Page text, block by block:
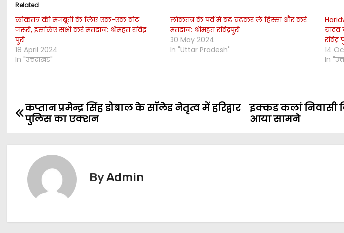
Related
लोकतंत्र की मजबूती के लिए एक-एक वोट
जरूरी, इसलिए सभी करें मतदान: श्रीमहंत रविंद्र
पुरी
18 April 2024
In "उत्तराखंड"
लोकतंत्र के पर्व में बढ़ चढ़कर ले हिस्सा और करें
मतदान: श्रीमहंत रविंद्रपुरी
30 May 2024
In "Uttar Pradesh"
यादव
14
In
P
इक्कड कलां निवासी
आया सामने
कप्तान प्रमेन्द्र सिंह डोबाल के सॉलेड नेतृत्व में हरिद्वार
पुलिस का एक्शन
ByAdmin